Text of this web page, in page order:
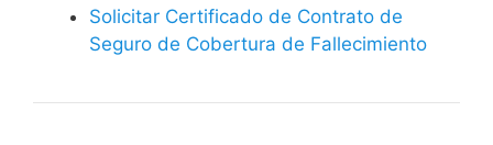
Solicitar Certificado de Contrato de
Seguro de Cobertura de Fallecimiento